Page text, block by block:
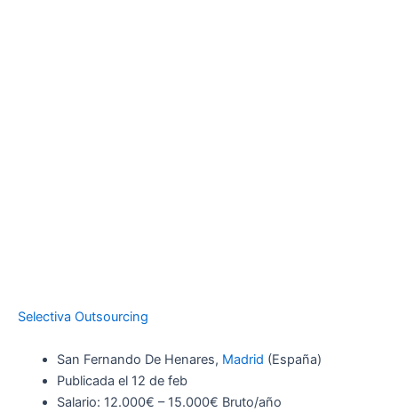
Selectiva Outsourcing
San Fernando De Henares, Madrid (España)
Publicada el 12 de feb
Salario: 12.000€ – 15.000€ Bruto/año